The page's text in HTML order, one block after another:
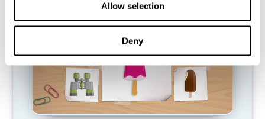
Allow selection
Deny